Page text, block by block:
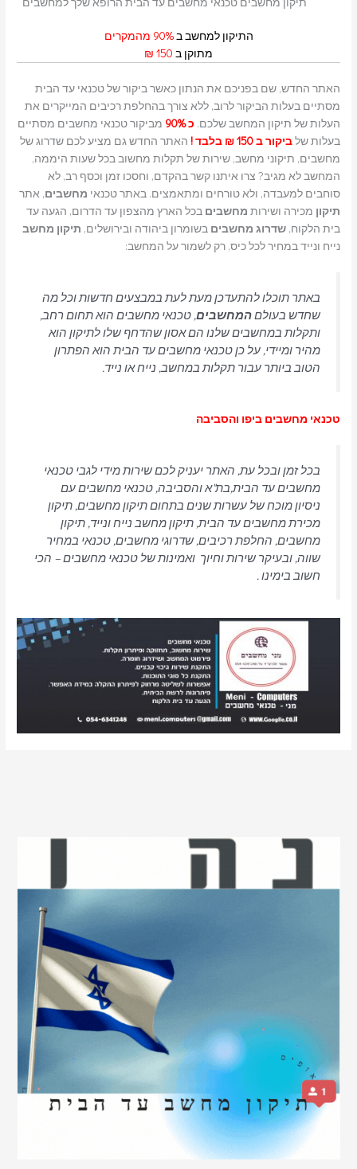
התיקון למחשב ב90% מהמקרים
מתוקן ב 150 ₪
האתר החדש, שם בפניכם את הנתון כאשר ביקור של טכנאי עד הבית
מסתיים בעלות הביקור לרוב, ללא צורך בהחלפת רכיבים המייקרים את
העלות של תיקון המחשב שלכם.כ 90%
מביקור טכנאי מחשבים מסתיים
בעלות שלביקור ב 150 ₪ בלבד !
האתר החדש גם מציע לכם שדרוג של
מחשבים, תיקוני מחשב, שירות של תקלות מחשוב בכל שעות היממה,
המחשב לא מגיב? צרו איתנו קשר בהקדם, וחסכו זמן וכסף רב, לא
סוחבים למעבדה, ולא טורחים ומתאמצים. באתר טכנאימחשבים, אתר
תיקוןמכירה ושירותמחשביםבכל הארץ מהצפון עד הדרום, הגעה עד
בית הלקוח,שדרוגמחשביםבשומרון ביהודה ובירושלים,תיקון מחשב
נייח ונייד במחיר לכל כיס, רק לשמור על המחשב:
באתר תוכלו להתעדכן מעת לעת במבצעים חדשות וכל מה
שחדש בעולםהמחשבים, טכנאי מחשבים הוא תחום רחב,
ותקלות במחשבים שלנו הם אסון שהדחף שלו לתיקון הוא
מהיר ומיידי, על כן טכנאי מחשבים עד הבית הוא הפתרון
הטוב ביותר עבור תקלות במחשב, נייח או נייד.
טכנאי מחשבים ביפו והסביבה
בכל זמן ובכל עת, האתר יעניק לכם שירות מידי לגבי טכנאי
מחשבים עד הבית,בת"א והסביבה, טכנאי מחשבים עם
ניסיון מוכח של עשרות שנים בתחום תיקון מחשבים, תיקון
מכירת מחשבים עד הבית, תיקון מחשב נייח ונייד, תיקון
מחשבים, החלפת רכיבים, שדרוגי מחשבים, טכנאי במחיר
שווה, ובעיקר שירות וחיוך ואמינות של טכנאי מחשבים – הכי
חשוב בימינו .